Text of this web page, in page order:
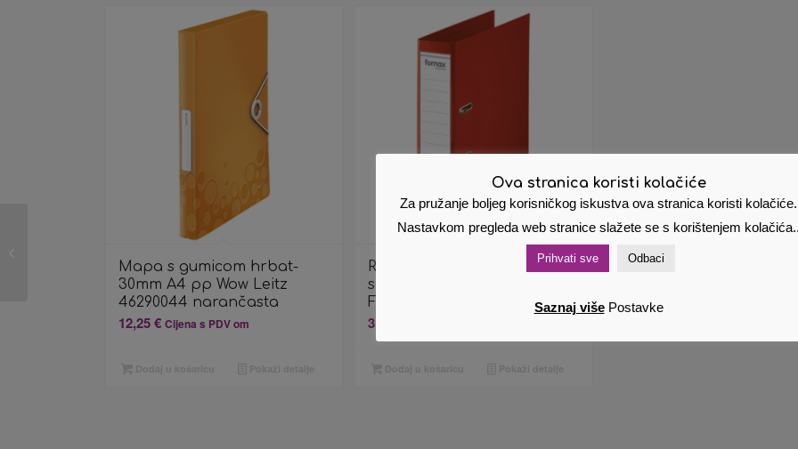
Mapa s gumicom hrbat-
30mm A4 pp Wow Leitz
46290044 narančasta
12,25€ Cijena s PDV om
Registrator A4 široki
samostojeći Premium
Fornax 15710 crveni
3,32
Ova stranica koristi kolačiće
Za pružanje boljeg korisničkog iskustva ova stranica koristi kolačiće.
Nastavkom pregleda web stranice slažete se s korištenjem
Prihvati sve Odbaci
Saznaj više Postavke